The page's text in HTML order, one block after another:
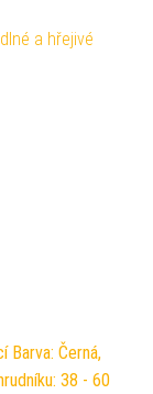
a hřejivé
Barva: Černá,
38 - 60